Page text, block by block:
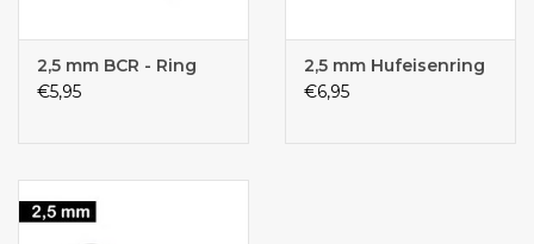
2,5 mm BCR - Ring
€5,95
2,5 mm Hufeisenring
€6,95